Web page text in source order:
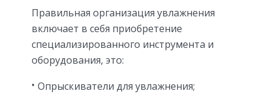
Правильная организация увлажнения
включает в себя приобретение
специализированного инструмента и
оборудования, это:
Опрыскиватели для увлажнения;